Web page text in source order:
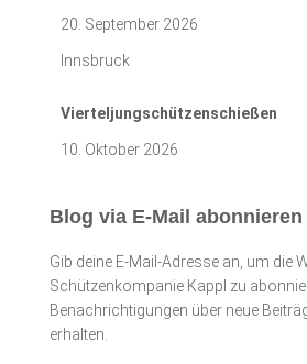
20. September 2026
Innsbruck
Vierteljungschützenschießen
10. Oktober 2026
Blog via E-Mail abonnieren
Gib deine E-Mail-Adresse an, um die
Schützenkompanie Kappl zu
Benachrichtigungen über neue
erhalten.